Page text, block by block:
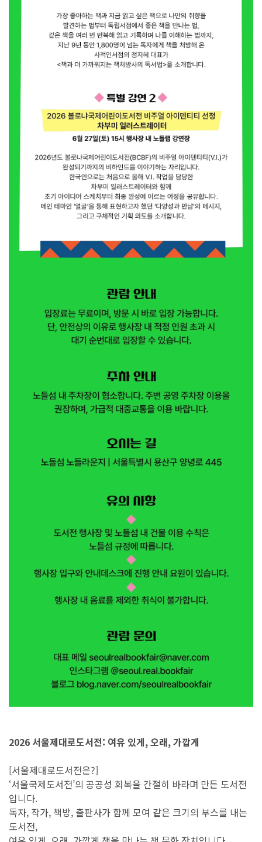
2026 서울제대로도서전: 여유 있게, 오래, 가깝게
[서울제대로도서전은?]
‘서울국제도서전’의 공공성 회복을 간절히 바라며 만든 도서전
입니다.
독자, 작가, 책방, 출판사가 함께 모여 같은 크기의 부스를 내는
도서전,